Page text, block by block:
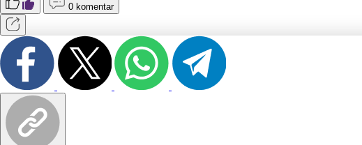
0 komentar